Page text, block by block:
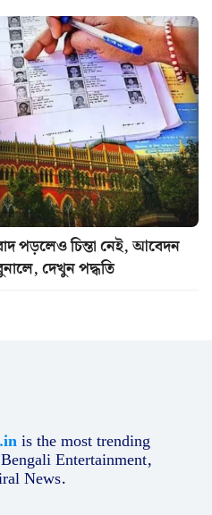
পড়লেও চিন্তা নেই, আবেদন
দেখুন পদ্ধতি
is the most trending
Entertainment,
News.